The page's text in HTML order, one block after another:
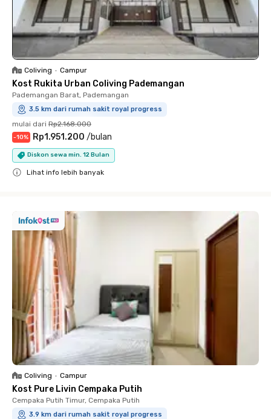
Coliving • Campur
Kost Rukita Urban Coliving Pademangan
Pademangan Barat, Pademangan
3.5 km dari rumah sakit royal progress
mulai dari Rp2.168.000
-10% Rp1.951.200 /bulan
Diskon sewa min. 12 Bulan
Lihat info lebih banyak
Coliving • Campur
Kost Pure Livin Cempaka Putih
Cempaka Putih Timur, Cempaka Putih
3.9 km dari rumah sakit royal progress